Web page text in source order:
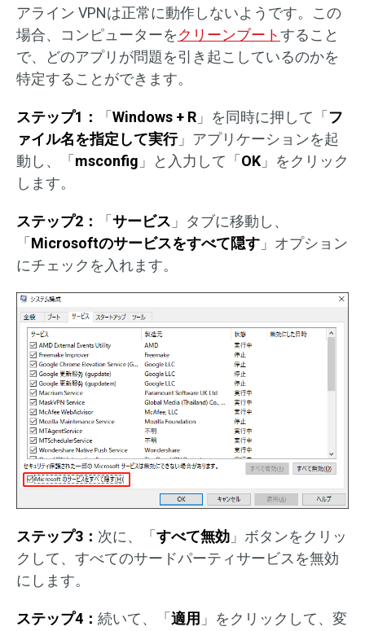
アライン VPNは正常に動作しないようです。この
場合、コンピューターをクリーンブートすること
で、どのアプリが問題を引き起こしているのかを
特定することができます。
ステップ1： 「Windows + R 」を同時に押して「フ
ァイル名を指定して実行」アプリケーションを起
動し、「msconfig 」と入力して「OK 」をクリック
します。
ステップ2： 「サービス 」タブに移動し、
「Microsoftのサービスをすべて隠す 」オプション
にチェックを入れます。
ステップ3： 次に、「 すべて無効 」ボタンをクリッ
クして、すべてのサードパーティサービスを無効
にします。
ステップ4： 続いて、「 適用 」をクリックして、変